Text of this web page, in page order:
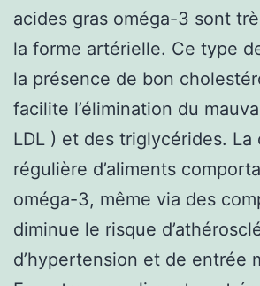
acides gras oméga-3 sont
la forme artérielle. Ce type
la présence de bon
facilite l’élimination du
LDL ) et des triglycérides. La
régulière d’aliments
oméga-3, même via des
diminue le risque
d’hypertension et de entrée